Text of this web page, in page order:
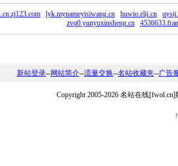
lyk.mynameyisiwang.cn huwio.elij.cn
zvq0.yunyuxinsheng.cn
新站登录--网站简介--流量交换--名站收藏夹--广告
Copyright 2005-2026 名站在线